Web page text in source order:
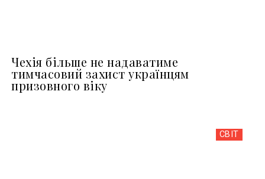
Чехія більше не надаватиме
тимчасовий захист українцям
призовного віку
СВІТ